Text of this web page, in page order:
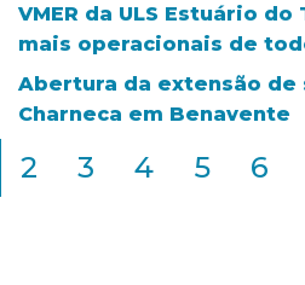
VMER da ULS Estuário
mais operacionais de
Abertura da extensão de
Charneca em Benavente
2 3 4 5 6